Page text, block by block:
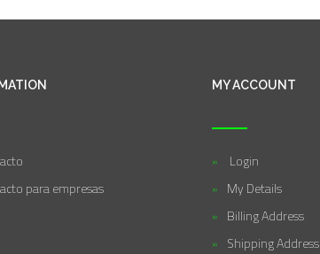
para empresas
MY ACCOUNT
Login
My Details
Billing Address
Shipping Address